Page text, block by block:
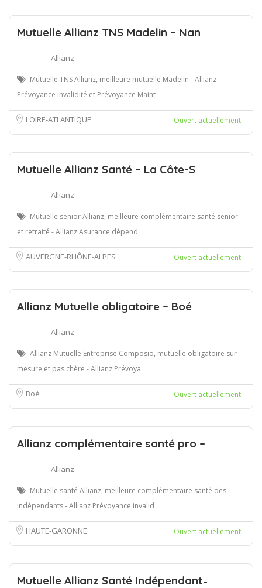
Mutuelle Allianz TNS Madelin – Nan
Allianz
Mutuelle TNS Allianz, meilleure mutuelle Madelin - Allianz
Prévoyance invalidité et Prévoyance Maint
LOIRE-ATLANTIQUE Ouvert actuellement
Mutuelle Allianz Santé – La Côte-S
Allianz
Mutuelle senior Allianz, meilleure complémentaire santé senior
et retraité - Allianz Asurance dépend
AUVERGNE-RHÔNE-ALPES Ouvert actuellement
Allianz Mutuelle obligatoire – Boé
Allianz
Allianz Mutuelle Entreprise Composio, mutuelle obligatoire sur-
mesure et pas chère - Allianz Prévoya
Boé Ouvert actuellement
Allianz complémentaire santé pro –
Allianz
Mutuelle santé Allianz, meilleure complémentaire santé des
indépendants - Allianz Prévoyance invalid
HAUTE-GARONNE Ouvert actuellement
Mutuelle Allianz Santé Indépendant ̵